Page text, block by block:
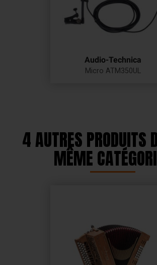
Audio-Technica
Micro ATM350UL
4 AUTRES PRODUITS
MÊME